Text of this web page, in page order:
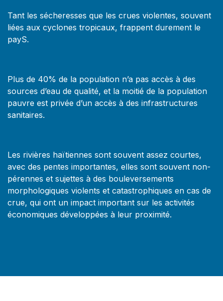
Tant les sécheresses que les crues violentes, souvent
liées aux cyclones tropicaux, frappent durement le
payS.
Plus de 40% de la population n’a pas accès à des
sources d’eau de qualité, et la moitié de la population
pauvre est privée d’un accès à des infrastructures
sanitaires.
Les rivières haïtiennes sont souvent assez courtes,
avec des pentes importantes, elles sont souvent non-
pérennes et sujettes à des bouleversements
morphologiques violents et catastrophiques en cas de
crue, qui ont un impact important sur les activités
économiques développées à leur proximité.